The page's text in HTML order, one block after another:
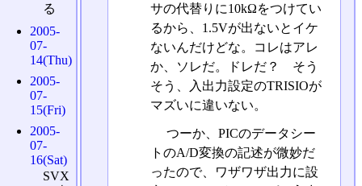
サの代替りに10kΩをつけてい
るから、1.5Vが出ないとイケ
ないんだけどな。コレはアレ
か、ソレだ。ドレだ？ そう
そう、入出力設定のTRISIOが
マズいに違いない。
つーか、PICのデータシー
トのA/D変換の記述が微妙だ
ったので、ワザワザ出力に設
る
2005-
07-
14(Thu)
2005-
07-
15(Fri)
2005-
07-
16(Sat)
SVX